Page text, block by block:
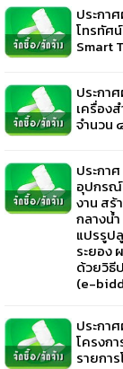
ประกา
โทรทัศ
Smart
ประกา
เครื่อง
จำนวน
ประกา
อุปกรณ์
งาน สร้
กลางน้
แปรรูป
ระยอง
ด้วยวิธี
(e-
ประกา
โครงก
รายการ